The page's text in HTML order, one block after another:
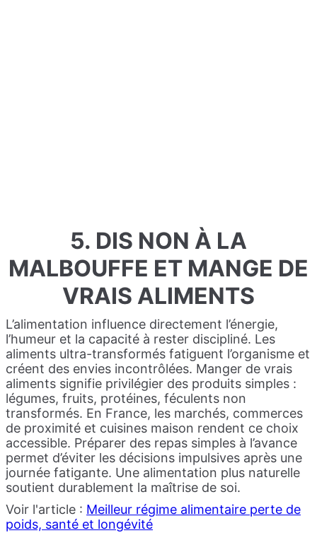
5. DIS NON À LA
MALBOUFFE ET MANGE DE
VRAIS ALIMENTS
L’alimentation influence directement l’énergie,
l’humeur et la capacité à rester discipliné. Les
aliments ultra-transformés fatiguent l’organisme et
créent des envies incontrôlées. Manger de vrais
aliments signifie privilégier des produits simples :
légumes, fruits, protéines, féculents non
transformés. En France, les marchés, commerces
de proximité et cuisines maison rendent ce choix
accessible. Préparer des repas simples à l’avance
permet d’éviter les décisions impulsives après une
journée fatigante. Une alimentation plus naturelle
soutient durablement la maîtrise de soi.
Voir l'article : Meilleur régime alimentaire perte de
poids, santé et longévité